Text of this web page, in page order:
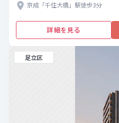
京成「千住大橋」駅徒歩3分
詳細を見る
足立区